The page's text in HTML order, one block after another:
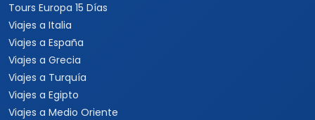
Tours Europa 15 Días
Viajes a Italia
Viajes a España
Viajes a Grecia
Viajes a Turquía
Viajes a Egipto
Viajes a Medio Oriente